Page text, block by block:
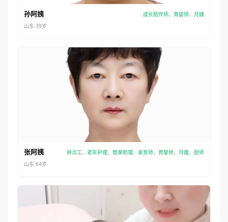
孙阿姨
成长陪伴师、育婴师、月嫂
山东·39岁
张阿姨
钟点工、老年护理、管家助理、家务师、育婴师、月嫂、厨师
山东·64岁